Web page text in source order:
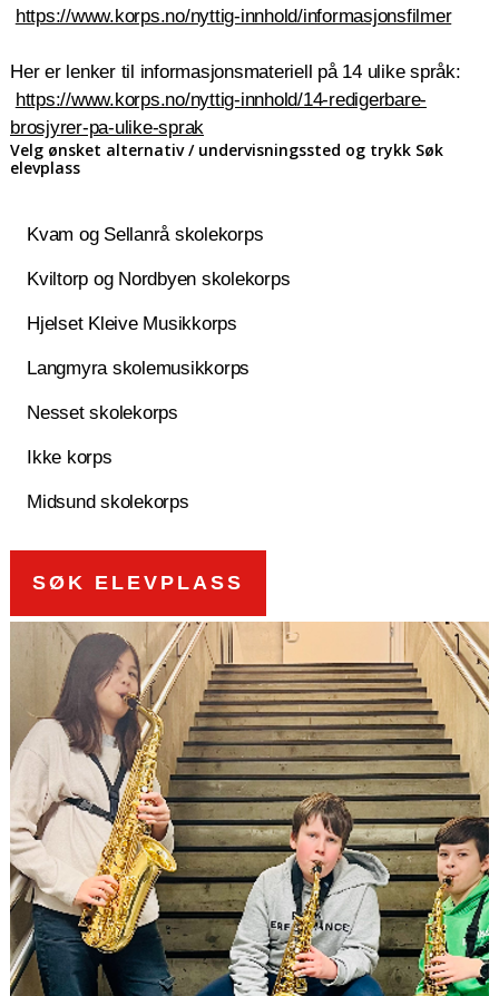
https://www.korps.no/nyttig-innhold/informasjonsfilmer
Her er lenker til informasjonsmateriell på 14 ulike språk:
https://www.korps.no/nyttig-innhold/14-redigerbare-
brosjyrer-pa-ulike-sprak
Velg ønsket alternativ / undervisningssted og trykk Søk
elevplass
Kvam og Sellanrå skolekorps
Kviltorp og Nordbyen skolekorps
Hjelset Kleive Musikkorps
Langmyra skolemusikkorps
Nesset skolekorps
Ikke korps
Midsund skolekorps
SØK ELEVPLASS